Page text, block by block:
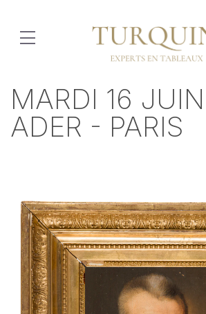
MARDI 16
ADER - PARIS